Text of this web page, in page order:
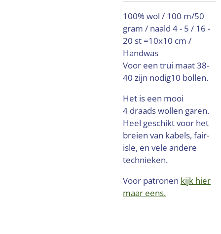
100% wol / 100 m/50
gram / naald 4 - 5 / 16 -
20 st =10x10 cm /
Handwas
Voor een trui maat 38-
40 zijn nodig10 bollen.
Het is een mooi
4 draads wollen garen.
Heel geschikt voor het
breien van kabels, fair-
isle, en vele andere
technieken.
Voor patronen kijk hier
maar eens.